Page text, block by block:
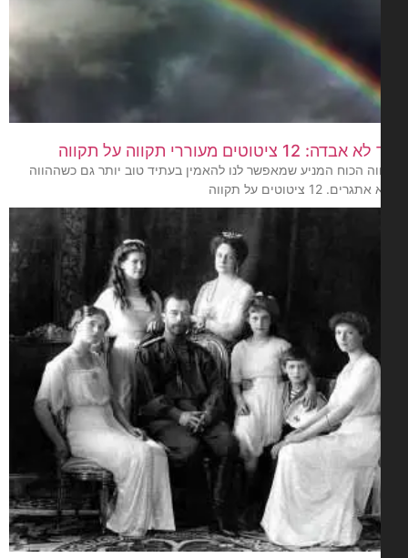
12 ציטוטים מעוררי תקווה על תקווה
הכוח המניע שמאפשר לנו להאמין בעתיד טוב יותר גם כשההווה
12 ציטוטים על תקווה